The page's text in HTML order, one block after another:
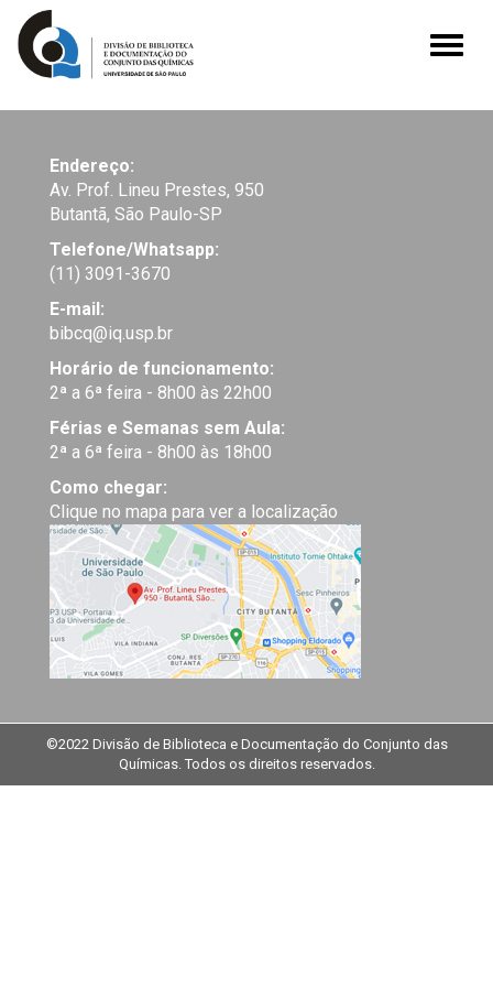
Toggle
Endereço:
Av. Prof. Lineu Prestes, 950
Butantã, São Paulo-SP
Telefone/Whatsapp:
(11) 3091-3670
E-mail:
bibcq@iq.usp.br
Horário de funcionamento:
2ª a 6ª feira - 8h00 às 22h00
Férias e Semanas sem Aula:
2ª a 6ª feira - 8h00 às 18h00
Como chegar:
Clique no mapa para ver a localização
©2022 Divisão de Biblioteca e Documentação do Conjunto das
Químicas. Todos os direitos reservados.